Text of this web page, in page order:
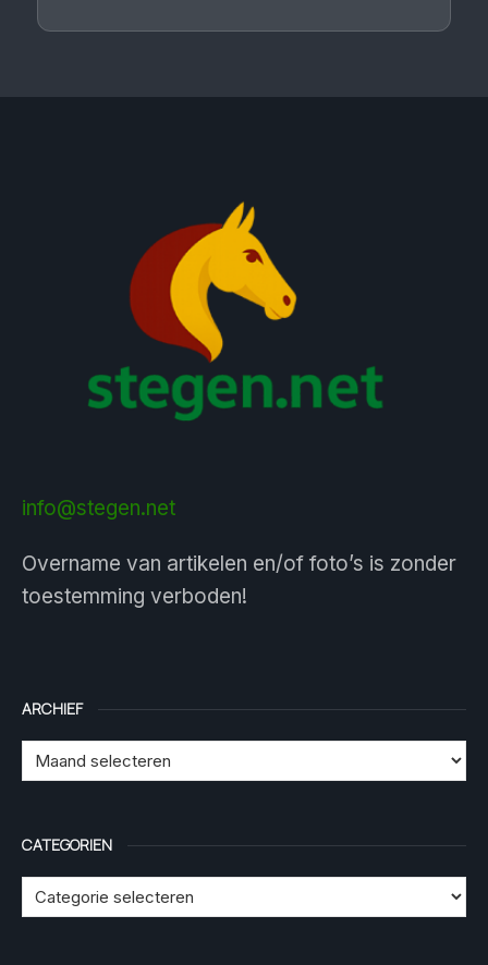
info@stegen.net
Overname van artikelen en/of foto’s is zonder
toestemming verboden!
ARCHIEF
CATEGORIEN